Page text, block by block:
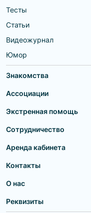
Тесты
Статьи
Видеожурнал
Юмор
Знакомства
Ассоциации
Экстренная помощь
Сотрудничество
Аренда кабинета
Контакты
О нас
Реквизиты